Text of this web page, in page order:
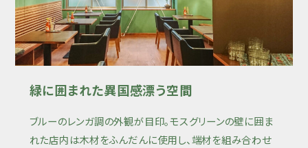
緑に囲まれた異国感漂う空間
ブルーのレンガ調の外観が目印。モスグリーンの壁に囲ま
れた店内は木材をふんだんに使用し、端材を組み合わせ